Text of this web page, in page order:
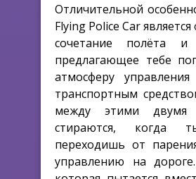
Отличительной
Flying Police Car
сочетание полёта и
предлагающее тебе
атмосферу
транспортным
между этими двумя
стираются, когда
переходишь от
управлению на